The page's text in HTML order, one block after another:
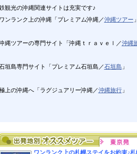
観光の沖縄関連サイトは充実です♪
ンランク上の沖縄「プレミアム沖縄／沖縄ツアー 」
縄ツアーの専門サイト「沖縄ｔｒａｖｅｌ／沖縄
垣島専門サイト「プレミアム石垣島／石垣島 」
上の沖縄へ「ラグジュアリー沖縄／沖縄旅行」